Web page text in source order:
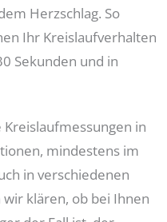
Herzschlag. So
Ihr Kreislaufverhalten
Sekunden und in
in
mindestens im
in verschiedenen
klären, ob bei Ihnen